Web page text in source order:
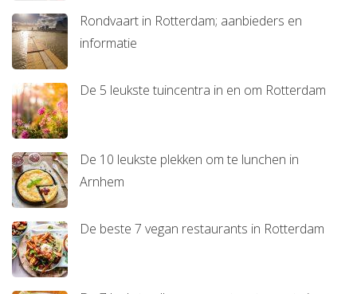
Rondvaart in Rotterdam; aanbieders en
informatie
De 5 leukste tuincentra in en om Rotterdam
De 10 leukste plekken om te lunchen in
Arnhem
De beste 7 vegan restaurants in Rotterdam